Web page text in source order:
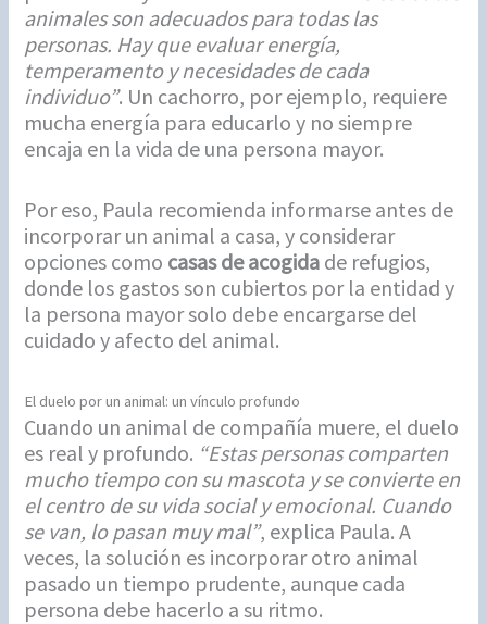
animales son adecuados para todas las
personas. Hay que evaluar energía,
temperamento y necesidades de cada
individuo”. Un cachorro, por ejemplo, requiere
mucha energía para educarlo y no siempre
encaja en la vida de una persona mayor.
Por eso, Paula recomienda informarse antes de
incorporar un animal a casa, y considerar
opciones como casas de acogida de refugios,
donde los gastos son cubiertos por la entidad y
la persona mayor solo debe encargarse del
cuidado y afecto del animal.
El duelo por un animal: un vínculo profundo
Cuando un animal de compañía muere, el duelo
es real y profundo. “Estas personas comparten
mucho tiempo con su mascota y se convierte en
el centro de su vida social y emocional. Cuando
se van, lo pasan muy mal”, explica Paula. A
veces, la solución es incorporar otro animal
pasado un tiempo prudente, aunque cada
persona debe hacerlo a su ritmo.